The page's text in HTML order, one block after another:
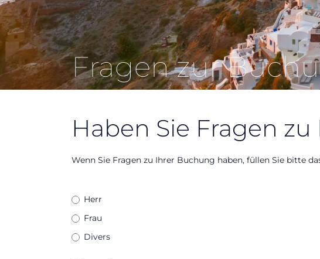
Fragen zur
Haben Sie Fragen
Wenn Sie Fragen zu Ihrer Buchung haben, füllen Sie bitte
Anrede
Herr
Frau
Divers